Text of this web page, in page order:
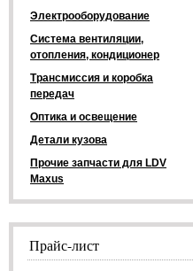
Электрооборудование
Система вентиляции,
отопления, кондиционер
Трансмиссия и коробка
передач
Оптика и освещение
Детали кузова
Прочие запчасти для LDV
Maxus
Прайс-лист